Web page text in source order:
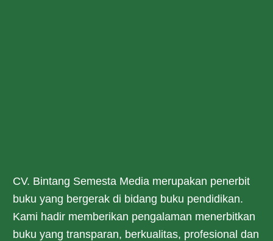
CV. Bintang Semesta Media merupakan penerbit
buku yang bergerak di bidang buku pendidikan.
Kami hadir memberikan pengalaman menerbitkan
buku yang transparan, berkualitas, profesional dan